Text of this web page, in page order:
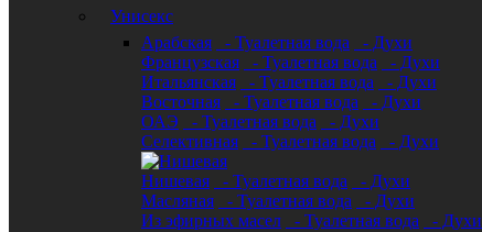
Унисекс
Арабская
- Туалетная вода
- Духи
Французская
- Туалетная вода
- Духи
Итальянская
- Туалетная вода
- Духи
Восточная
- Туалетная вода
- Духи
ОАЭ
- Туалетная вода
- Духи
Селективная
- Туалетная вода - Духи
Нишевая - Туалетная вода
- Духи
Масляная
- Туалетная вода
- Духи
Из эфирных масел
- Туалетная вода
- Духи